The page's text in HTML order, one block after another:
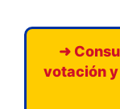
➜
votación